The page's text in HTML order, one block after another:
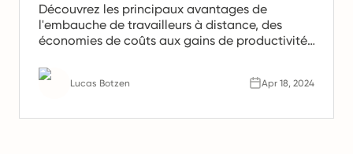
Découvrez les principaux avantages de
l'embauche de travailleurs à distance, des
économies de coûts aux gains de productivité.
l'avenir du travail.
Lucas Botzen Apr 18, 2024